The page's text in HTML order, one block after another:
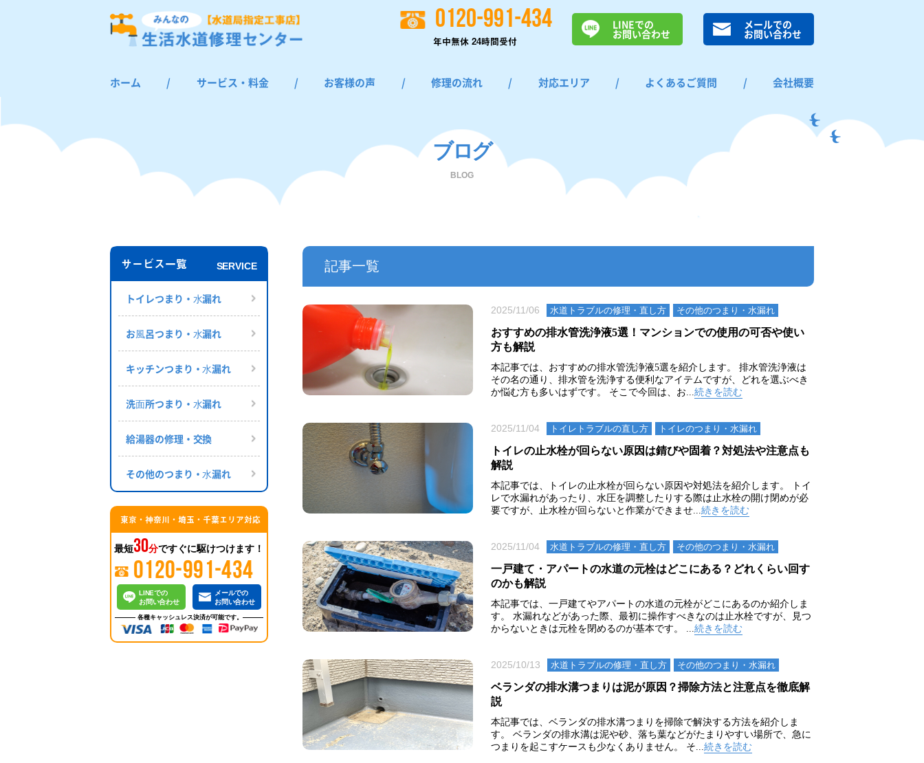
0120-991-434
年中無休 24時間受付
LINEでの
お問い合わせ
メールでの
お問い合わせ
ホーム / サービス・料金
給湯器の修理・交換
/ お客様の声 / 修理の流れ / 対応エリア / よくあるご質問 / 会社概要
ブログ
BLOG
サービス一覧 SERVICE
トイレつまり・⽔漏れ
お⾵呂つまり・⽔漏れ
キッチンつまり・⽔漏れ
洗⾯所つまり・⽔漏れ
給湯器の修理・交換
その他のつまり・⽔漏れ
東京・神奈川・埼玉・千葉エリア対応
最短30分ですぐに駆けつけます！
0120-991-434
LINEでの
お問い合わせ
メールでの
お問い合わせ
各種キャッシュレス決済が可能です。
記事一覧
2025/11/06 水道トラブルの修理・直し方 その他のつまり・⽔漏れ
おすすめの排水管洗浄液5選！マンションでの使用の可否や使い
方も解説
本記事では、おすすめの排水管洗浄液5選を紹介します。 排水管洗浄液は
その名の通り、排水管を洗浄する便利なアイテムですが、どれを選ぶべき
か悩む方も多いはずです。 そこで今回は、お...続きを読む
2025/11/04 トイレトラブルの直し方 トイレのつまり・⽔漏れ
トイレの止水栓が回らない原因は錆びや固着？対処法や注意点も
解説
本記事では、トイレの止水栓が回らない原因や対処法を紹介します。 トイ
レで水漏れがあったり、水圧を調整したりする際は止水栓の開け閉めが必
要ですが、止水栓が回らないと作業ができませ...続きを読む
2025/11/04 水道トラブルの修理・直し方 その他のつまり・⽔漏れ
一戸建て・アパートの水道の元栓はどこにある？どれくらい回す
のかも解説
本記事では、一戸建てやアパートの水道の元栓がどこにあるのか紹介しま
す。 水漏れなどがあった際、最初に操作すべきなのは止水栓ですが、見つ
からないときは元栓を閉めるのが基本です。 ...続きを読む
2025/10/13 水道トラブルの修理・直し方 その他のつまり・⽔漏れ
ベランダの排水溝つまりは泥が原因？掃除方法と注意点を徹底解
説
本記事では、ベランダの排水溝つまりを掃除で解決する方法を紹介しま
す。 ベランダの排水溝は泥や砂、落ち葉などがたまりやすい場所で、急に
つまりを起こすケースも少なくありません。 そ...続きを読む